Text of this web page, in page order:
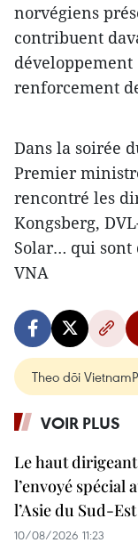
norvégiens
contribuent
renforcement
Dans la soirée
Premier
rencontré les
Kongsberg,
Solar… qui
VNA
Theo dõi
VOIR PLUS
Le haut
l’envoyé spécial
l’Asie du Sud-Est
10/08/2026 11:23